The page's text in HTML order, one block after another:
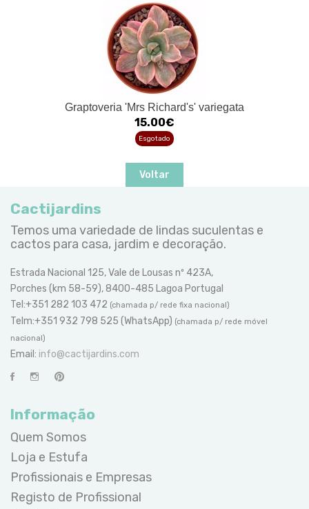
Graptoveria 'Mrs Richard's' variegata
15.00€
Esgotado
Voltar
Cactijardins
Temos uma variedade de lindas suculentas e
cactos para casa, jardim e decoração.
Estrada Nacional 125, Vale de Lousas nº 423A,
Porches (km 58-59), 8400-485 Lagoa Portugal
Tel:+351 282 103 472 (chamada p/ rede fixa nacional)
Telm:+351 932 798 525 (WhatsApp) (chamada p/ rede móvel
nacional)
Email: info@cactijardins.com
Informação
Quem Somos
Loja e Estufa
Profissionais e Empresas
Registo de Profissional